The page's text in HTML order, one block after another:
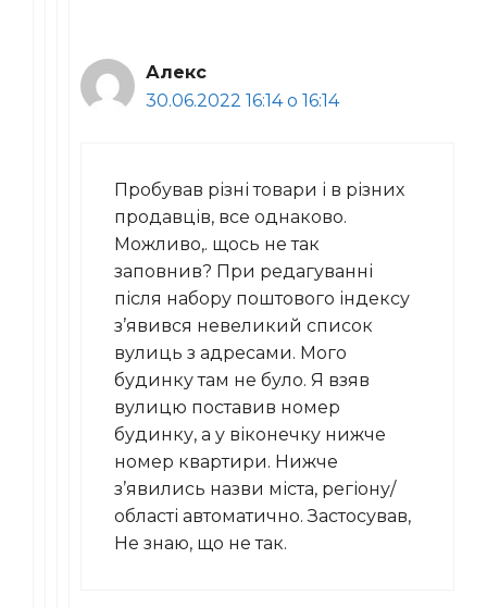
Алекс
30.06.2022 16:14 о 16:14
Пробував різні товари і в різних
продавців, все однаково.
Можливо,. щось не так
заповнив? При редагуванні
після набору поштового індексу
з’явився невеликий список
вулиць з адресами. Мого
будинку там не було. Я взяв
вулицю поставив номер
будинку, а у віконечку нижче
номер квартири. Нижче
з’явились назви міста, регіону/
області автоматично. Застосував,
Не знаю, що не так.